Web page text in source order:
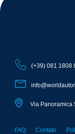
(+39) 081 1808
Via Panoramica
FAQ Contato